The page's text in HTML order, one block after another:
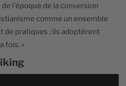
l'époque de la conversion
comme un ensemble
de pratiques ; ils adoptèrent
fois. »